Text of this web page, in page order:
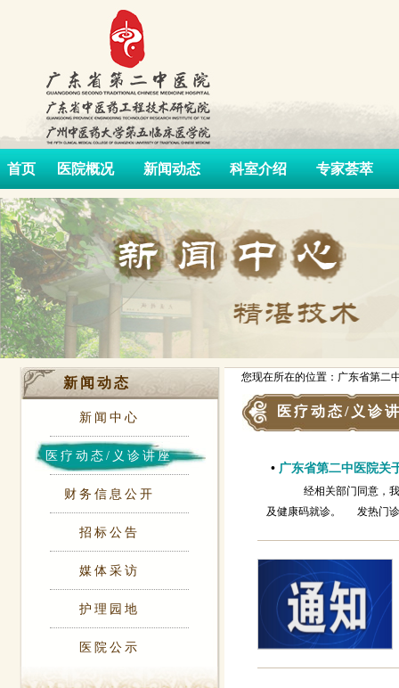
首页 医院概况 新闻动态 科室介绍 专家荟萃
新闻动态
新闻中心
医疗动态/义诊讲座
财务信息公开
招标公告
媒体采访
护理园地
医院公示
您现在所在的位置：广东省第二
医疗动态/义诊
• 广东省第二中医院关
经相关部门同意，我
及健康码就诊。 发热门